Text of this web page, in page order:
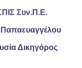
Συν.Π.Ε.
Δικηγόρος